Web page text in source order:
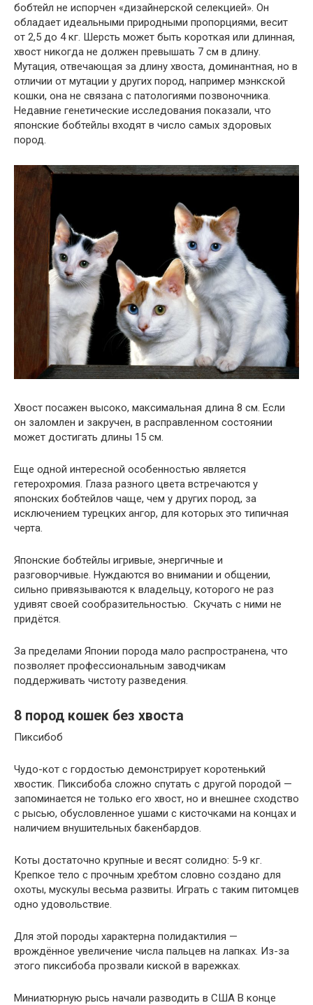
бобтейл не испорчен «дизайнерской селекцией». Он
обладает идеальными природными пропорциями, весит
от 2,5 до 4 кг. Шерсть может быть короткая или длинная,
хвост никогда не должен превышать 7 см в длину.
Мутация, отвечающая за длину хвоста, доминантная, но в
отличии от мутации у других пород, например мэнкской
кошки, она не связана с патологиями позвоночника.
Недавние генетические исследования показали, что
японские бобтейлы входят в число самых здоровых
пород.
Хвост посажен высоко, максимальная длина 8 см. Если
он заломлен и закручен, в расправленном состоянии
может достигать длины 15 см.
Еще одной интересной особенностью является
гетерохромия. Глаза разного цвета встречаются у
японских бобтейлов чаще, чем у других пород, за
исключением турецких ангор, для которых это типичная
черта.
Японские бобтейлы игривые, энергичные и
разговорчивые. Нуждаются во внимании и общении,
сильно привязываются к владельцу, которого не раз
удивят своей сообразительностью. Скучать с ними не
придётся.
За пределами Японии порода мало распространена, что
позволяет профессиональным заводчикам
поддерживать чистоту разведения.
8 пород кошек без хвоста
Пиксибоб
Чудо-кот с гордостью демонстрирует коротенький
хвостик. Пиксибоба сложно спутать с другой породой —
запоминается не только его хвост, но и внешнее сходство
с рысью, обусловленное ушами с кисточками на концах и
наличием внушительных бакенбардов.
Коты достаточно крупные и весят солидно: 5-9 кг.
Крепкое тело с прочным хребтом словно создано для
охоты, мускулы весьма развиты. Играть с таким питомцев
одно удовольствие.
Для этой породы характерна полидактилия —
врождённое увеличение числа пальцев на лапках. Из-за
этого пиксибоба прозвали киской в варежках.
Миниатюрную рысь начали разводить в США В конце